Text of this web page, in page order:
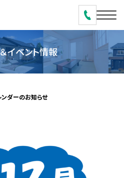
イベント情報
ンダーのお知らせ